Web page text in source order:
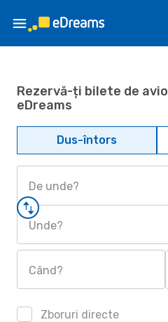
Rezervă-ți bilete de
eDreams
Dus-întors
De unde?
Unde?
Când?
Zboruri directe